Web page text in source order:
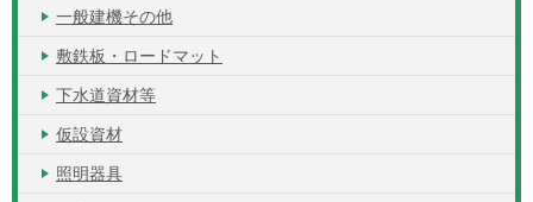
一般建機その他
敷鉄板・ロードマット
下水道資材等
仮設資材
照明器具